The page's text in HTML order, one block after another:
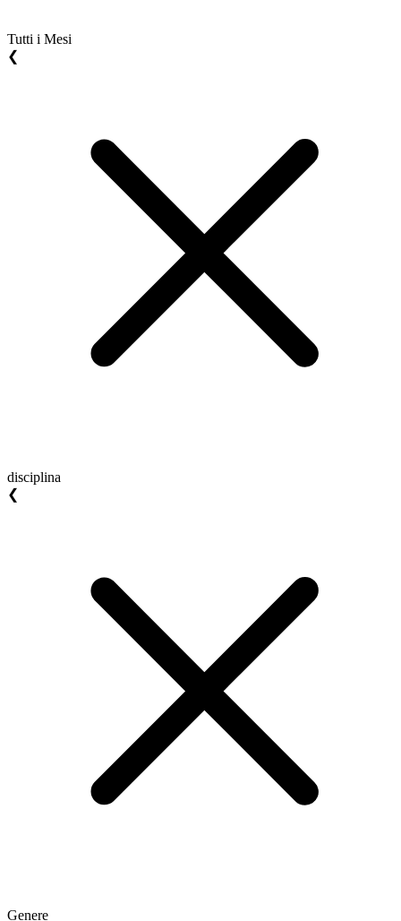
Tutti i Mesi
❮
disciplina
❮
Genere